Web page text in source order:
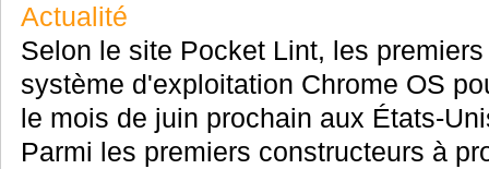
Actualité
Selon le site Pocket Lint, les
système d'exploitation Chrome OS
le mois de juin prochain aux États-
Parmi les premiers constructeurs à